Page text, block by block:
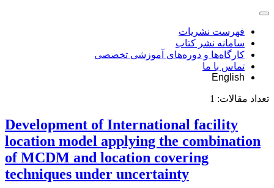
فهرست نشریات
سامانه نشر کتاب
کارگاه‌ها و دوره‌های آموزشی تخصصی
تماس با ما
English
تعداد مقالات: 1
Development of International facility
location model applying the combination
of MCDM and location covering
techniques under uncertainty